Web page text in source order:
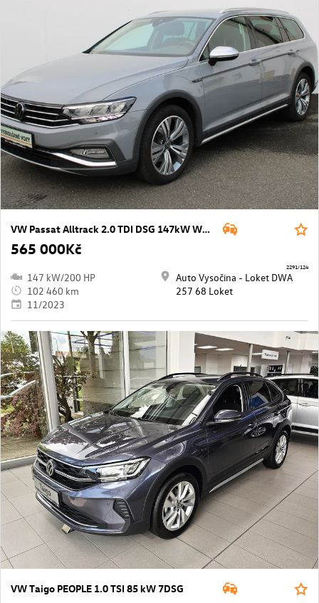
VW Passat Alltrack 2.0 TDI DSG 147kW WEBASTO
565 000Kč
147 kW/200 HP
102 460 km
11/2023
Auto Vysočina - Loket DWA
257 68 Loket
2291/124
VW Taigo PEOPLE 1.0 TSI 85 kW 7DSG